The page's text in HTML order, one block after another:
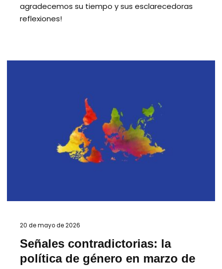
agradecemos su tiempo y sus esclarecedoras
reflexiones!
20 de mayo de 2026
Señales contradictorias: la
política de género en marzo de